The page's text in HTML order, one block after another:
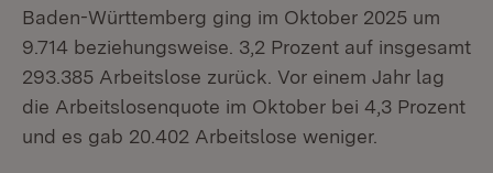
Baden-Württemberg ging im Oktober 2025 um
9.714 beziehungsweise. 3,2 Prozent auf insgesamt
293.385 Arbeitslose zurück. Vor einem Jahr lag
die Arbeitslosenquote im Oktober bei 4,3 Prozent
und es gab 20.402 Arbeitslose weniger.